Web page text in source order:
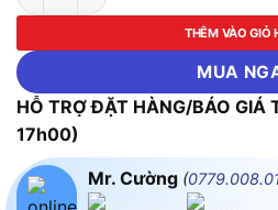
THÊM VÀO GIỎ
MUA
HỖ TRỢ ĐẶT HÀNG/BÁO
17h00)
Mr. Cường (